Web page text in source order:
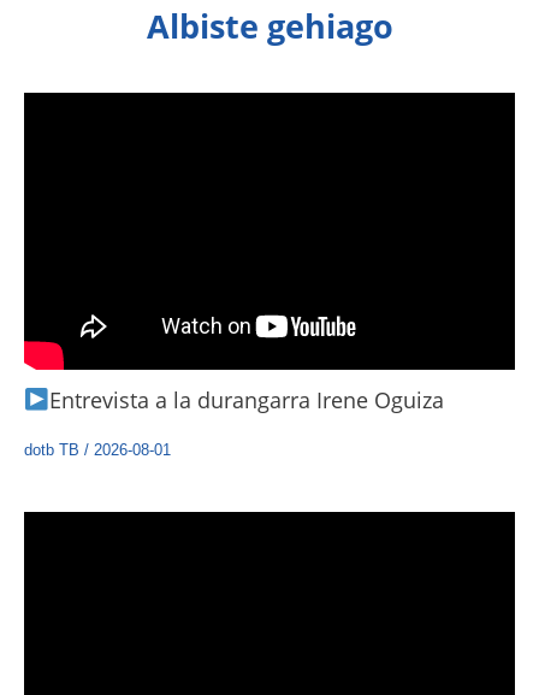
Albiste gehiago
Entrevista a la durangarra Irene Oguiza
dotb TB / 2026-08-01